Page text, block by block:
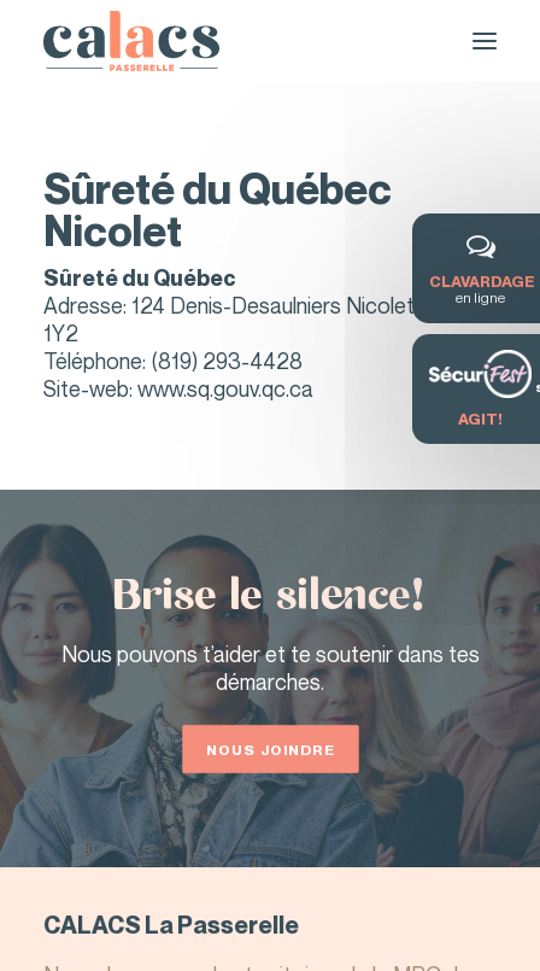
DEMANDE DE SERVICE / FORMATION
QUITTER LE SITE
Sûreté du Québec
Nicolet
Sûreté du Québec
Adresse: 124 Denis-Desaulniers Nicolet, J3T
1Y2
Téléphone: (819) 293-4428
Site-web: www.sq.gouv.qc.ca
Brise le silence!
Nous pouvons t’aider et te soutenir dans tes
démarches.
NOUS JOINDRE
CALACS La Passerelle
CLAVARDAGE
en ligne
AGIT!